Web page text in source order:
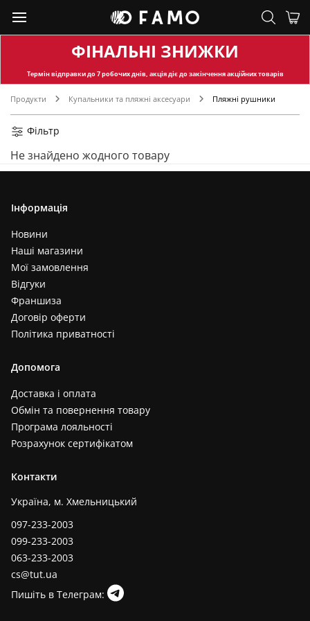
ФІНАЛЬНІ ЗНИЖКИ
Термін відправкидо 7 робочих днів, акція діє до закінчення акційних товарів
Продукти Купальники та пляжні аксесуари Пляжні рушники
Фільтр
Не знайдено жодного товару
Інформація
Новини
Наші магазини
Мої замовлення
Відгуки
Франшиза
Договір оферти
Політика приватності
Допомога
Доставка і оплата
Обмін та повернення товару
Програма лояльності
Розрахунок сертифікатом
Контакти
Україна, м. Хмельницький
097-233-2003
099-233-2003
063-233-2003
cs@tut.ua
Пишіть в Телеграм: